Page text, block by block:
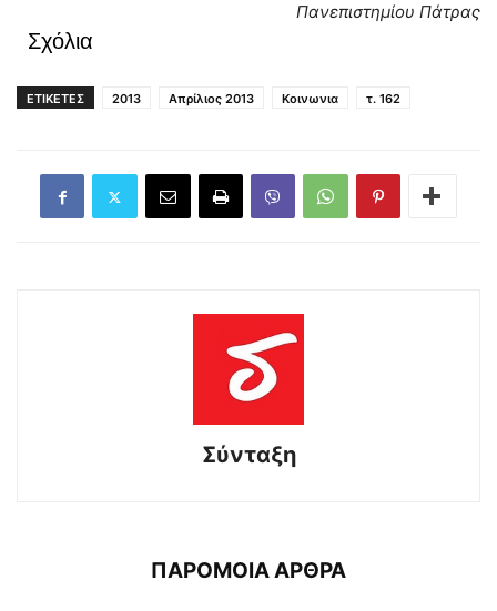
Πανεπιστημίου Πάτρας
Σχόλια
ΕΤΙΚΕΤΕΣ 2013 Απρίλιος 2013 Κοινωνια τ. 162
Σύνταξη
ΠΑΡΟΜΟΙΑ ΑΡΘΡΑ